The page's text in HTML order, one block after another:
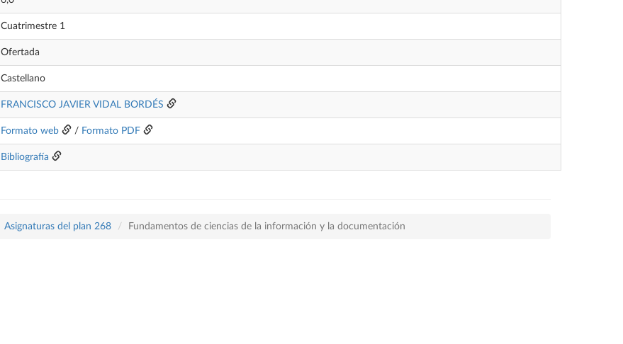
Cuatrimestre 1
Ofertada
Castellano
FRANCISCO JAVIER VIDAL BORDÉS
Formato web / Formato PDF
Bibliografía
Asignaturas del plan 268 Fundamentos de ciencias de la información y la documentación